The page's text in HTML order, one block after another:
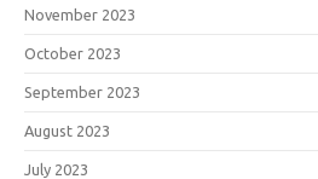
November 2023
October 2023
September 2023
August 2023
July 2023